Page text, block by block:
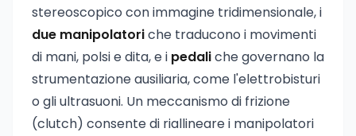
stereoscopico con immagine tridimensionale, i
due manipolatoriche traducono i movimenti
di mani, polsi e dita, e i pedaliche governano la
strumentazione ausiliaria, come l'elettrobisturi
o gli ultrasuoni. Un meccanismo di frizione
(clutch) consente di riallineare i manipolatori